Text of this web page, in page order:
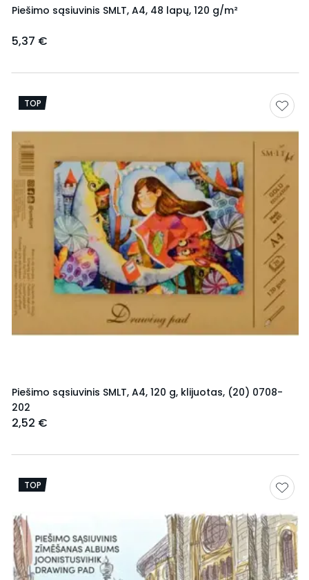
Piešimo sąsiuvinis SMLT, A4, 48 lapų, 120 g/m²
5,37 €
TOP
Piešimo sąsiuvinis SMLT, A4, 120 g, klijuotas, (20) 0708-
202
2,52 €
TOP